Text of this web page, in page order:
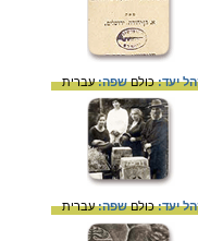
יעד:כולםשפה:עברית
יעד:כולםשפה:עברית